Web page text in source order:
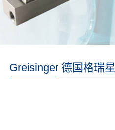
Greisinger 德国格瑞星